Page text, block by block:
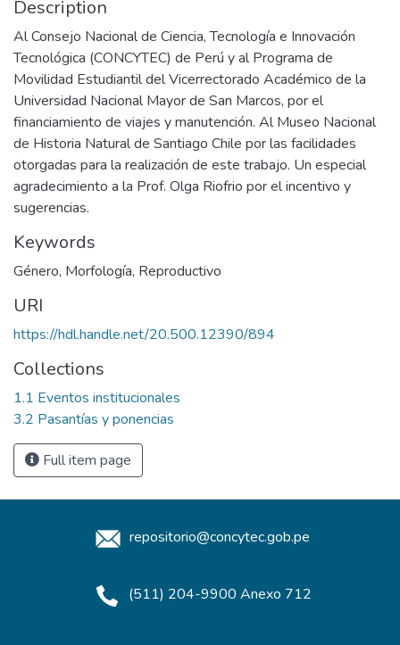
Description
Al Consejo Nacional de Ciencia, Tecnología e Innovación
Tecnológica (CONCYTEC) de Perú y al Programa de
Movilidad Estudiantil del Vicerrectorado Académico de la
Universidad Nacional Mayor de San Marcos, por el
financiamiento de viajes y manutención. Al Museo Nacional
de Historia Natural de Santiago Chile por las facilidades
otorgadas para la realización de este trabajo. Un especial
agradecimiento a la Prof. Olga Riofrio por el incentivo y
sugerencias.
Keywords
Género, Morfología, Reproductivo
URI
https://hdl.handle.net/20.500.12390/894
Collections
1.1 Eventos institucionales
3.2 Pasantías y ponencias
Full item page
repositorio@concytec.gob.pe
(511) 204-9900 Anexo 712